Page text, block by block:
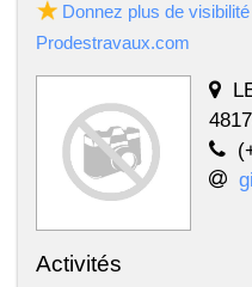
Donnez plus de
Prodestravaux.com
Activités